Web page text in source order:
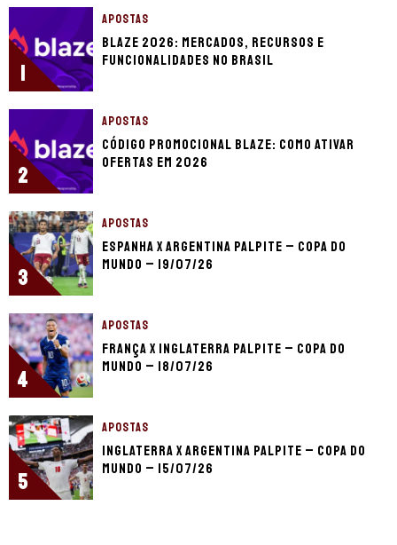
1
APOSTAS
Blaze 2026: mercados, recursos e
funcionalidades no Brasil
2
APOSTAS
Código promocional Blaze: como ativar
ofertas em 2026
3
APOSTAS
Espanha x Argentina palpite – Copa do
Mundo – 19/07/26
4
APOSTAS
França x Inglaterra palpite – Copa do
Mundo – 18/07/26
5
APOSTAS
Inglaterra x Argentina palpite – Copa do
Mundo – 15/07/26